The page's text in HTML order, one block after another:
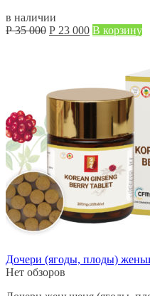
в наличии
Р 35 000 Первоначальная
Р 23 000Текущая
В корзину
Дочери (ягоды, плоды)
Нет обзоров